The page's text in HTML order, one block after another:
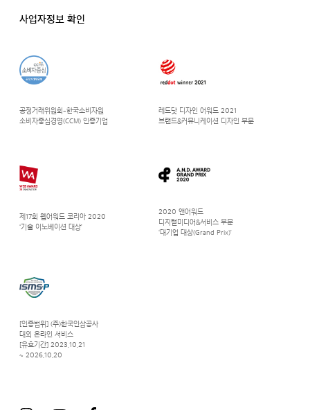
공정거래위원회-한국소비자원
소비자중심경영(CCM) 인증기업
레드닷 디자인 어워드 2021
브랜드&커뮤니케이션 디자인 부문
제17회 웹어워드 코리아 2020
‘기술 이노베이션 대상’
2020 앤어워드
디지털미디어&서비스 부문
‘대기업 대상(Grand Prix)’
[인증범위] (주)한국인삼공사
대외 온라인 서비스
[유효기간] 2023.10.21
~ 2026.10.20
사업자정보 확인